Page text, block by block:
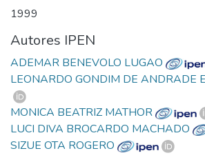
1999
Autores IPEN
ADEMAR BENEVOLO LUGAO
LEONARDO GONDIM DE ANDRADE
MONICA BEATRIZ MATHOR
LUCI DIVA BROCARDO MACHADO
SIZUE OTA ROGERO